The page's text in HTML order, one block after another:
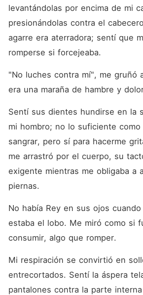
levantándolas por encima de mi
presionándolas contra el
agarre era aterradora; sentí que
romperse si forcejeaba.
"No luches contra mí", me gruñó
era una maraña de hambre y
Sentí sus dientes hundirse en la
mi hombro; no lo suficiente como
sangrar, pero sí para hacerme
me arrastró por el cuerpo, su
exigente mientras me obligaba a
piernas.
No había Rey en sus ojos
estaba el lobo. Me miró como si
consumir, algo que romper.
Mi respiración se convirtió en
entrecortados. Sentí la áspera
pantalones contra la parte